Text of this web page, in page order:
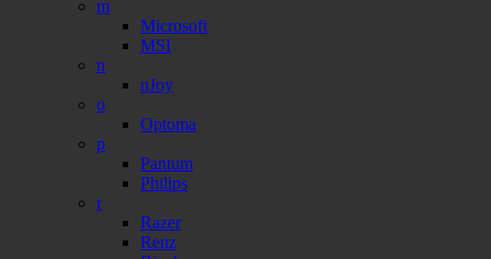
m
Microsoft
MSI
n
nJoy
o
Optoma
p
Pantum
Philips
r
Razer
Renz